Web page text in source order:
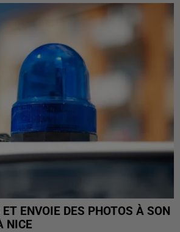
ET ENVOIE DES PHOTOS À SON
NICE